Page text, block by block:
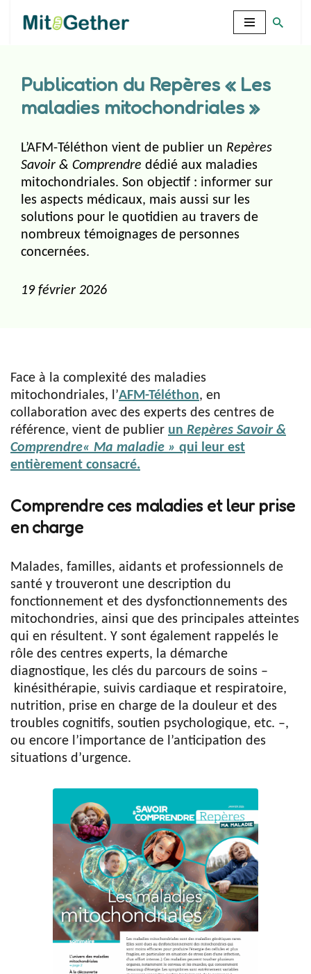
Publication du Repères « Les
maladies mitochondriales »
L’AFM-Téléthon vient de publier un Repères
Savoir & Comprendre dédié aux maladies
mitochondriales. Son objectif : informer sur
les aspects médicaux, mais aussi sur les
solutions pour le quotidien au travers de
nombreux témoignages de personnes
concernées.
19 février 2026
Face à la complexité des maladies
mitochondriales, l’AFM-Téléthon, en
collaboration avec des experts des centres de
référence, vient de publier un Repères Savoir &
Comprendre« Ma maladie » qui leur est
entièrement consacré.
Comprendre ces maladies et leur prise
en charge
Malades, familles, aidants et professionnels de
santé y trouveront une description du
fonctionnement et des dysfonctionnements des
mitochondries, ainsi que des principales atteintes
qui en résultent. Y sont également rappelés le
rôle des centres experts, la démarche
diagnostique, les clés du parcours de soins –
kinésithérapie, suivis cardiaque et respiratoire,
nutrition, prise en charge de la douleur et des
troubles cognitifs, soutien psychologique, etc. –,
ou encore l’importance de l’anticipation des
situations d’urgence.